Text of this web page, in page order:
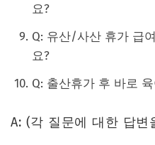
요?
Q: 유산/사산 휴가 급
요?
Q: 출산휴가 후 바로
A: (각 질문에 대한 답변